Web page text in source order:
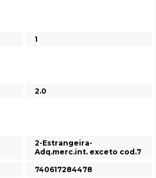
1
2.0
2-Estrangeira-
Adq.merc.int. exceto cod.7
740617284478